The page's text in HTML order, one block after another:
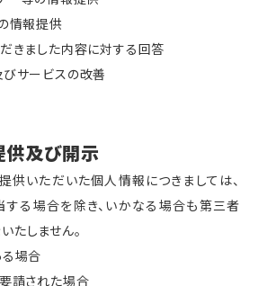
情報提供
きました内容に対する回答
サービスの改善
供及び開示
供いただいた個人情報につきましては、
る場合を除き、いかなる場合も第三者
たしません。
場合
請された場合